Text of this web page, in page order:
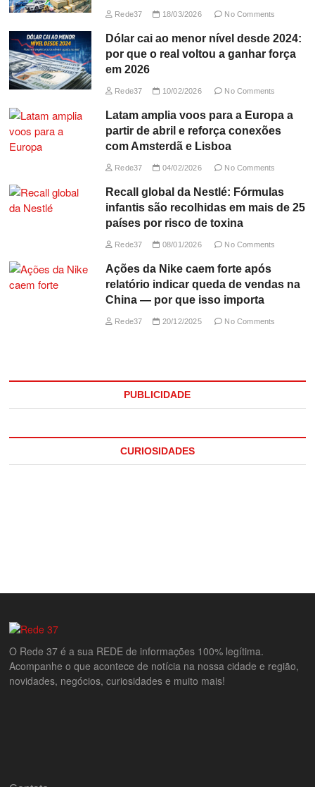
Rede37 18/03/2026 No Comments
Dólar cai ao menor nível desde 2024:
por que o real voltou a ganhar força
em 2026
Rede37 10/02/2026 No Comments
Latam amplia voos para a Europa a
partir de abril e reforça conexões
com Amsterdã e Lisboa
Rede37 04/02/2026 No Comments
Recall global da Nestlé: Fórmulas
infantis são recolhidas em mais de 25
países por risco de toxina
Rede37 08/01/2026 No Comments
Ações da Nike caem forte após
relatório indicar queda de vendas na
China — por que isso importa
Rede37 20/12/2025 No Comments
PUBLICIDADE
CURIOSIDADES
O Rede 37 é a sua REDE de informações 100% legítima.
Acompanhe o que acontece de notícia na nossa cidade e região,
novidades, negócios, curiosidades e muito mais!